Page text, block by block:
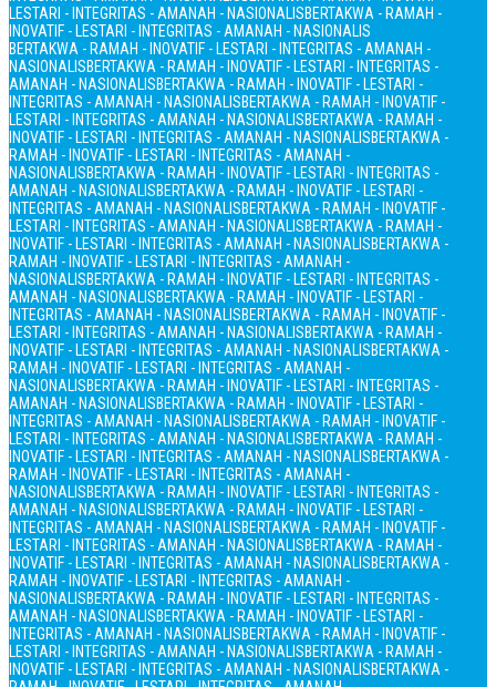
LESTARI - INTEGRITAS - AMANAH - NASIONALISBERTAKWA - RAMAH -
INOVATIF - LESTARI - INTEGRITAS - AMANAH - NASIONALIS
BERTAKWA - RAMAH - INOVATIF - LESTARI - INTEGRITAS - AMANAH -
NASIONALISBERTAKWA - RAMAH - INOVATIF - LESTARI - INTEGRITAS -
AMANAH - NASIONALISBERTAKWA - RAMAH - INOVATIF - LESTARI -
INTEGRITAS - AMANAH - NASIONALISBERTAKWA - RAMAH - INOVATIF -
LESTARI - INTEGRITAS - AMANAH - NASIONALISBERTAKWA - RAMAH -
INOVATIF - LESTARI - INTEGRITAS - AMANAH - NASIONALISBERTAKWA -
RAMAH - INOVATIF - LESTARI - INTEGRITAS - AMANAH -
NASIONALISBERTAKWA - RAMAH - INOVATIF - LESTARI - INTEGRITAS -
AMANAH - NASIONALISBERTAKWA - RAMAH - INOVATIF - LESTARI -
INTEGRITAS - AMANAH - NASIONALISBERTAKWA - RAMAH - INOVATIF -
LESTARI - INTEGRITAS - AMANAH - NASIONALISBERTAKWA - RAMAH -
INOVATIF - LESTARI - INTEGRITAS - AMANAH - NASIONALISBERTAKWA -
RAMAH - INOVATIF - LESTARI - INTEGRITAS - AMANAH -
NASIONALISBERTAKWA - RAMAH - INOVATIF - LESTARI - INTEGRITAS -
AMANAH - NASIONALISBERTAKWA - RAMAH - INOVATIF - LESTARI -
INTEGRITAS - AMANAH - NASIONALISBERTAKWA - RAMAH - INOVATIF -
LESTARI - INTEGRITAS - AMANAH - NASIONALISBERTAKWA - RAMAH -
INOVATIF - LESTARI - INTEGRITAS - AMANAH - NASIONALISBERTAKWA -
RAMAH - INOVATIF - LESTARI - INTEGRITAS - AMANAH -
NASIONALISBERTAKWA - RAMAH - INOVATIF - LESTARI - INTEGRITAS -
AMANAH - NASIONALISBERTAKWA - RAMAH - INOVATIF - LESTARI -
INTEGRITAS - AMANAH - NASIONALISBERTAKWA - RAMAH - INOVATIF -
LESTARI - INTEGRITAS - AMANAH - NASIONALISBERTAKWA - RAMAH -
INOVATIF - LESTARI - INTEGRITAS - AMANAH - NASIONALISBERTAKWA -
RAMAH - INOVATIF - LESTARI - INTEGRITAS - AMANAH -
NASIONALISBERTAKWA - RAMAH - INOVATIF - LESTARI - INTEGRITAS -
AMANAH - NASIONALISBERTAKWA - RAMAH - INOVATIF - LESTARI -
INTEGRITAS - AMANAH - NASIONALISBERTAKWA - RAMAH - INOVATIF -
LESTARI - INTEGRITAS - AMANAH - NASIONALISBERTAKWA - RAMAH -
INOVATIF - LESTARI - INTEGRITAS - AMANAH - NASIONALISBERTAKWA -
RAMAH - INOVATIF - LESTARI - INTEGRITAS - AMANAH -
NASIONALISBERTAKWA - RAMAH - INOVATIF - LESTARI - INTEGRITAS -
AMANAH - NASIONALISBERTAKWA - RAMAH - INOVATIF - LESTARI -
INTEGRITAS - AMANAH - NASIONALISBERTAKWA - RAMAH - INOVATIF -
LESTARI - INTEGRITAS - AMANAH - NASIONALISBERTAKWA - RAMAH -
INOVATIF - LESTARI - INTEGRITAS - AMANAH - NASIONALISBERTAKWA -